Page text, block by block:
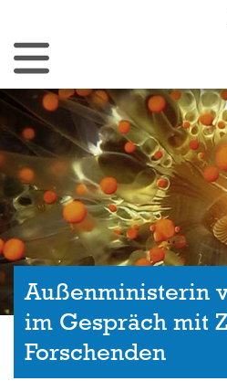
Navigation umschalten
Außenministerin
im Gespräch mit
Forschenden